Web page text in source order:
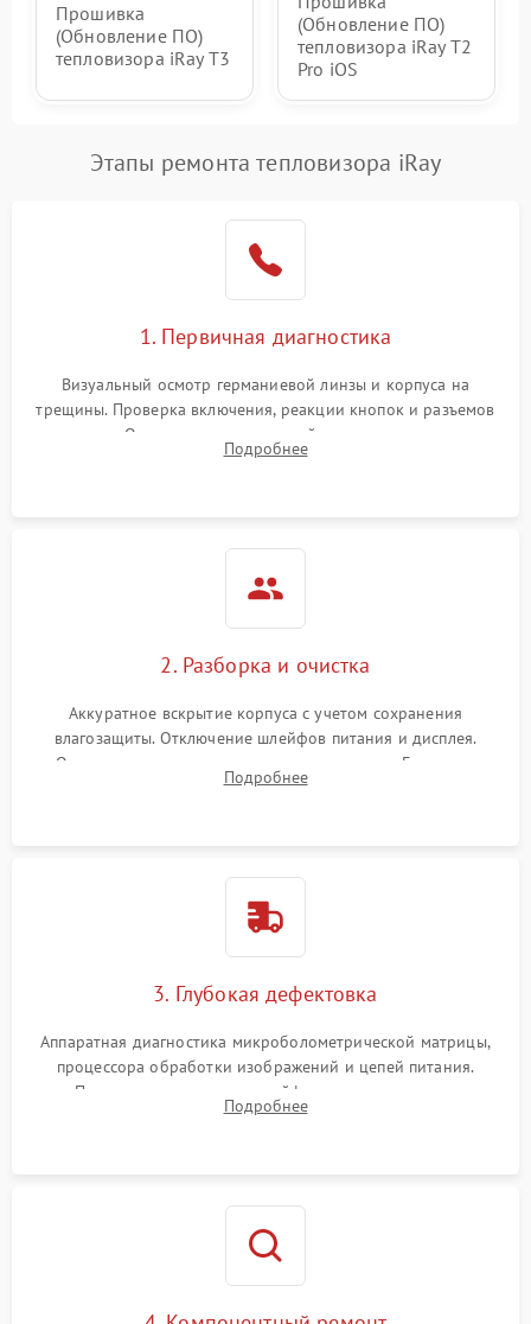
Прошивка
(Обновление ПО)
тепловизора iRay T3
(Обновление ПО)
тепловизора iRay T2
Pro iOS
Этапы ремонта тепловизора iRay
1. Первичная диагностика
Визуальный осмотр германиевой линзы и корпуса на
трещины. Проверка включения, реакции кнопок и разъемов
зарядки. Оценка вывода тепловой сигнатуры на экран,
проверка базовых функций и считывание системных
Подробнее
2. Разборка и очистка
Аккуратное вскрытие корпуса с учетом сохранения
влагозащиты. Отключение шлейфов питания и дисплея.
Очистка внутренних плат от окислов и пыли. Бережная
обработка германиевого объектива специализированными
Подробнее
3. Глубокая дефектовка
Аппаратная диагностика микроболометрической матрицы,
процессора обработки изображений и цепей питания.
Проверка целостности шлейфов, модуля памяти и
интерфейсов связи. Выявление сгоревших SMD-компонентов
Подробнее